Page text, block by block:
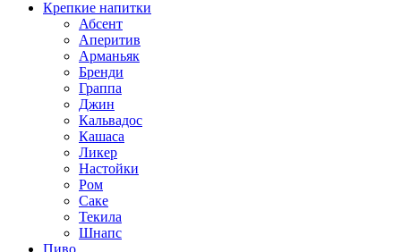
Крепкие напитки
Абсент
Аперитив
Арманьяк
Бренди
Граппа
Джин
Кальвадос
Кашаса
Ликер
Настойки
Ром
Саке
Текила
Шнапс
Пиво